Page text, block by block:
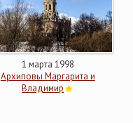
1 марта 1998
Архиповы Маргарита и
Владимир